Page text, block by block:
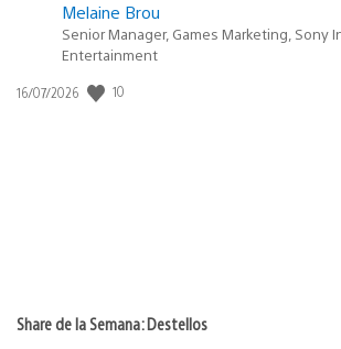
Melaine Brou
Senior Manager, Games Marketing, Sony
Entertainment
Fecha
16/07/2026 10
Share de la Semana: Destellos